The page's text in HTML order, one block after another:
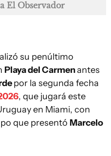
El Observador
su penúltimo
Playa del Carmenantes
por la segunda fecha
, que jugará este
en Miami, con
que presentó Marcelo